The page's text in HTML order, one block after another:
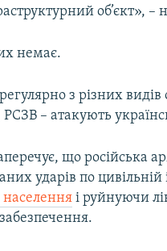
об’єкт», –
немає.
регулярно з різних
– атакують
що російська
ударів по цивільній
населення і руйнуючи